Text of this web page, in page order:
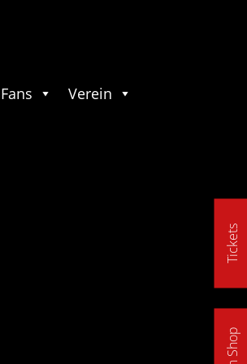
Tickets
Fan Shop
Fans Verein